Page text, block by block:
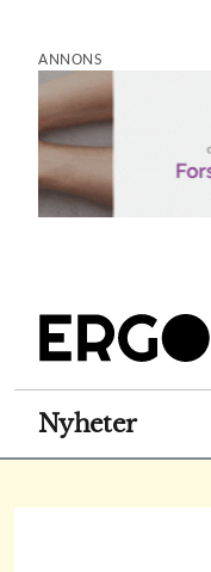
huvudinnehåll
ANNONS
Nyheter